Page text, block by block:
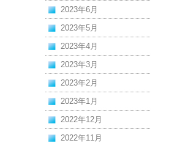
2023年6月
2023年5月
2023年4月
2023年3月
2023年2月
2023年1月
2022年12月
2022年11月